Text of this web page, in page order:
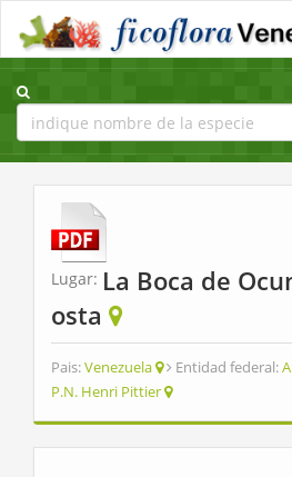
Lugar: La Boca de
osta
Pais:Venezuela Entidad federal:
P.N. Henri Pittier